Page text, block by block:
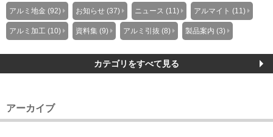
アルミ地金 (92) お知らせ (37) ニュース (11) アルマイト (11)
アルミ加工 (10) 資料集 (9) アルミ引抜 (8) 製品案内 (3)
カテゴリをすべて見る
アーカイブ